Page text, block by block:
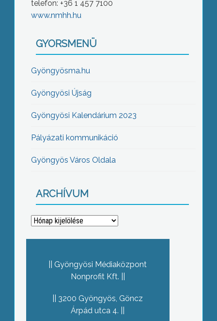
telefon: +36 1 457 7100
www.nmhh.hu
GYORSMENÜ
Gyöngyösma.hu
Gyöngyösi Újság
Gyöngyösi Kalendárium 2023
Pályázati kommunikáció
Gyöngyös Város Oldala
ARCHÍVUM
Archívum
Gyöngyösi Médiaközpont
Nonprofit Kft.
3200 Gyöngyös, Göncz
Árpád utca 4.